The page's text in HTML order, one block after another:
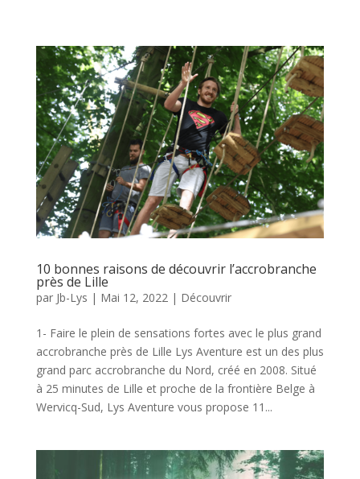
10 bonnes raisons de découvrir l’accrobranche
près de Lille
par Jb-Lys | Mai 12, 2022| Découvrir
1- Faire le plein de sensations fortes avec le plus grand
accrobranche près de Lille Lys Aventure est un des plus
grand parc accrobranche du Nord, créé en 2008. Situé
à 25 minutes de Lille et proche de la frontière Belge à
Wervicq-Sud, Lys Aventure vous propose 11...